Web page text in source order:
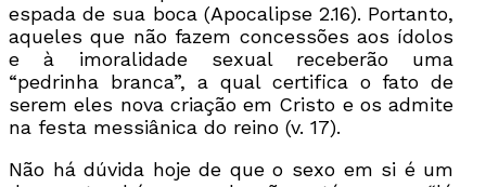
espada de sua boca (Apocalipse 2.16). Portanto,
aqueles que não fazem concessões aos ídolos
e à imoralidade sexual receberão uma
“pedrinha branca”, a qual certifica o fato de
serem eles nova criação em Cristo e os admite
na festa messiânica do reino (v. 17).
Não há dúvida hoje de que o sexo em si é um